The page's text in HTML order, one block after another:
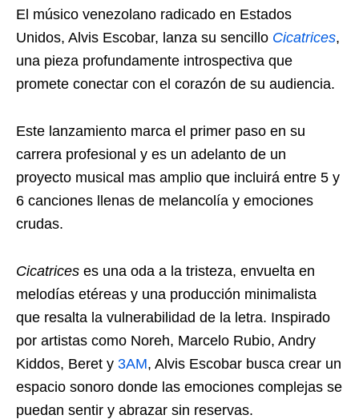
El músico venezolano radicado en Estados
Unidos, Alvis Escobar, lanza su sencillo Cicatrices,
una pieza profundamente introspectiva que
promete conectar con el corazón de su audiencia.
Este lanzamiento marca el primer paso en su
carrera profesional y es un adelanto de un
proyecto musical mas amplio que incluirá entre 5 y
6 canciones llenas de melancolía y emociones
crudas.
Cicatrices es una oda a la tristeza, envuelta en
melodías etéreas y una producción minimalista
que resalta la vulnerabilidad de la letra. Inspirado
por artistas como Noreh, Marcelo Rubio, Andry
Kiddos, Beret y 3AM, Alvis Escobar busca crear un
espacio sonoro donde las emociones complejas se
puedan sentir y abrazar sin reservas.